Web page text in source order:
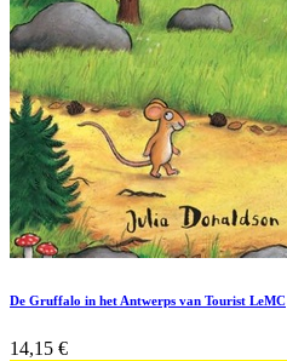
De Gruffalo in het Antwerps van Tourist LeMC
14,15 €